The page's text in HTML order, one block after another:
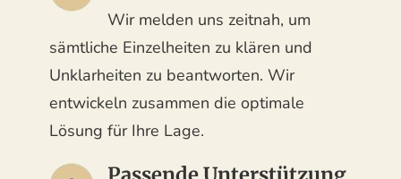
Wir melden uns zeitnah, um
sämtliche Einzelheiten zu klären und
Unklarheiten zu beantworten. Wir
entwickeln zusammen die optimale
Lösung für Ihre Lage.